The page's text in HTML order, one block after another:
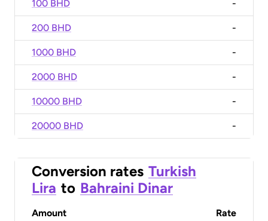
100 BHD -
200 BHD -
1000 BHD -
2000 BHD -
10000 BHD -
20000 BHD -
Conversion rates Turkish
Lira to Bahraini Dinar
Amount Rate